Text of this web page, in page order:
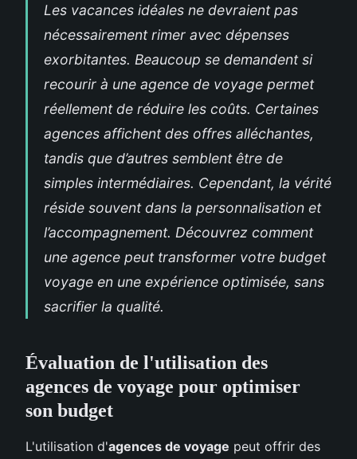
Les vacances idéales ne devraient pas
nécessairement rimer avec dépenses
exorbitantes. Beaucoup se demandent si
recourir à une agence de voyage permet
réellement de réduire les coûts. Certaines
agences affichent des offres alléchantes,
tandis que d’autres semblent être de
simples intermédiaires. Cependant, la vérité
réside souvent dans la personnalisation et
l’accompagnement. Découvrez comment
une agence peut transformer votre budget
voyage en une expérience optimisée, sans
sacrifier la qualité.
Évaluation de l'utilisation des
agences de voyage pour optimiser
son budget
L'utilisation d'agences de voyage peut offrir des